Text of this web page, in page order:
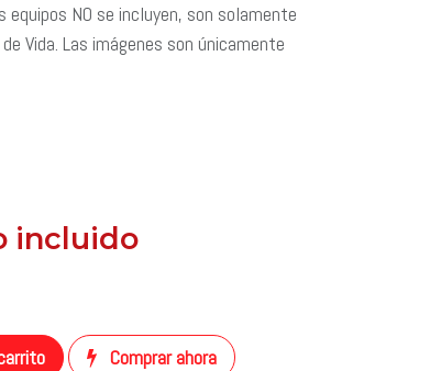
NO se incluyen, son solamente
Vida. Las imágenes son únicamente
incluido
Comprar ahora